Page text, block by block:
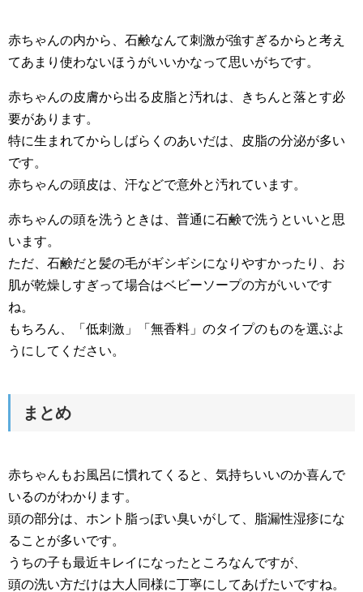
赤ちゃんの内から、石鹸なんて刺激が強すぎるからと考え
てあまり使わないほうがいいかなって思いがちです。
赤ちゃんの皮膚から出る皮脂と汚れは、きちんと落とす必
要があります。
特に生まれてからしばらくのあいだは、皮脂の分泌が多い
です。
赤ちゃんの頭皮は、汗などで意外と汚れています。
赤ちゃんの頭を洗うときは、普通に石鹸で洗うといいと思
います。
ただ、石鹸だと髪の毛がギシギシになりやすかったり、お
肌が乾燥しすぎって場合はベビーソープの方がいいです
ね。
もちろん、「低刺激」「無香料」のタイプのものを選ぶよ
うにしてください。
まとめ
赤ちゃんもお風呂に慣れてくると、気持ちいいのか喜んで
いるのがわかります。
頭の部分は、ホント脂っぽい臭いがして、脂漏性湿疹にな
ることが多いです。
うちの子も最近キレイになったところなんですが、
頭の洗い方だけは大人同様に丁寧にしてあげたいですね。